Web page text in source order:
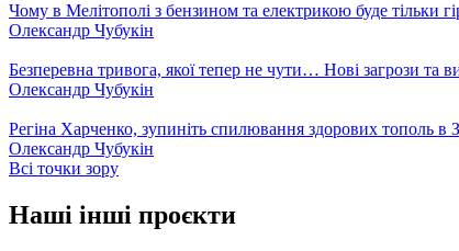
Чому в Мелітополі з бензином та електрикою буде тільки
Олександр Чубукін
Безперевна тривога, якої тепер не чути… Нові загрози та
Олександр Чубукін
Регіна Харченко, зупиніть спилювання здорових тополь в
Олександр Чубукін
Всі точки зору
Наші інші проєкти